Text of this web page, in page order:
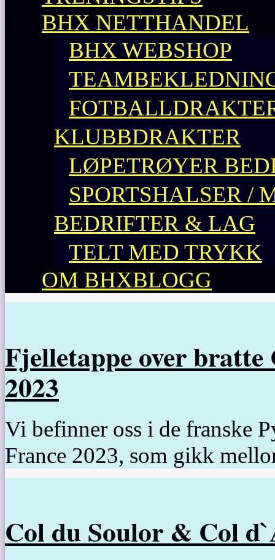
BHX NETTHANDEL
BHX WEBSHOP
KLUBBDRAKTER
LØPETRØYER
SPORTSHALSER /
BEDRIFTER & LAG
TELT MED TRYKK
OM BHXBLOGG
Fjelletappe over
2023
Vi befinner oss i de franske
France 2023, som gikk
Col du Soulor & Col